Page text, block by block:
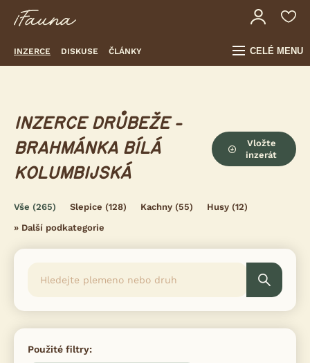
INZERCE DISKUSE ČLÁNKY CELÉ MENU
INZERCE DRŮBEŽE -
BRAHMÁNKA BÍLÁ
KOLUMBIJSKÁ
Vložte
inzerát
Vše (265) Slepice (128) Kachny (55) Husy (12)
» Další podkategorie
Použité filtry: